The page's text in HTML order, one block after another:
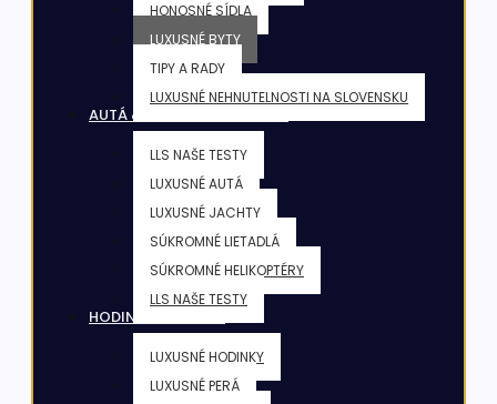
HONOSNÉ SÍDLA
LUXUSNÉ BYTY
TIPY A RADY
LUXUSNÉ NEHNUTELNOSTI NA SLOVENSKU
AUTÁ & JACHTY & LIETADLÁ
LLS NAŠE TESTY
LUXUSNÉ AUTÁ
LUXUSNÉ JACHTY
SÚKROMNÉ LIETADLÁ
SÚKROMNÉ HELIKOPTÉRY
LLS NAŠE TESTY
HODINKY & ŠPERKY
LUXUSNÉ HODINKY
LUXUSNÉ PERÁ